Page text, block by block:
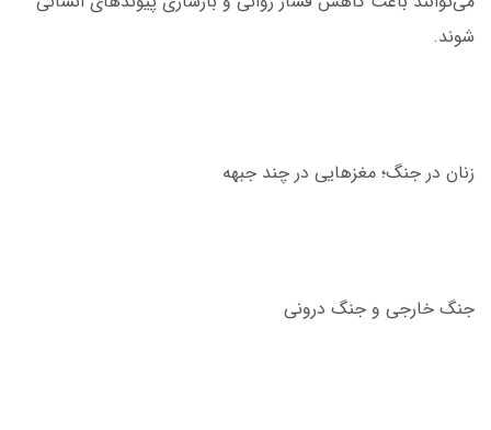
شوند.
زنان در جنگ؛ مغزهایی در چند جبهه
جنگ خارجی و جنگ درونی